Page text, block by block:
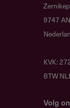
9747
KVK:
BTW
Volg